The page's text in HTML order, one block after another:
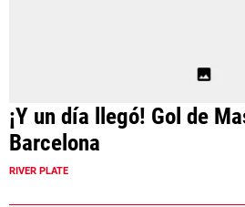
¡Y un día llegó! Gol de
Barcelona
RIVER PLATE